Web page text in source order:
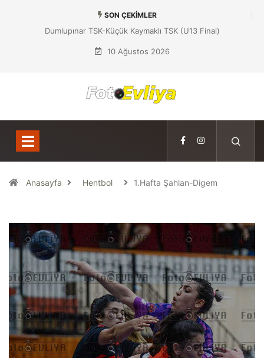
SON ÇEKIMLER
Dumlupınar TSK-Küçük Kaymaklı TSK (U13 Final)
10 Ağustos 2026
Anasayfa Hentbol 1.Hafta Şahlan-Digem